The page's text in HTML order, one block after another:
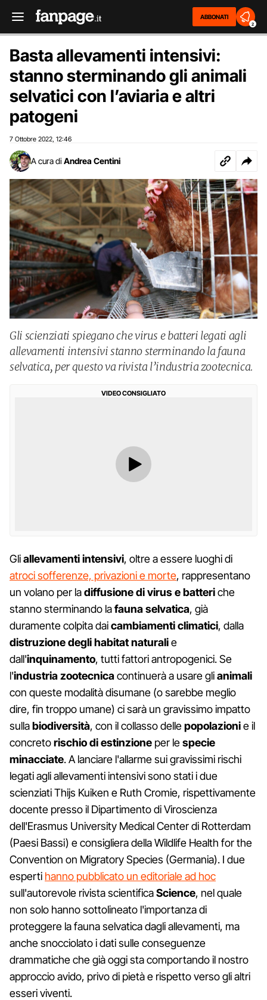
ABBONATI
2
Basta allevamenti intensivi:
stanno sterminando gli animali
selvatici con l’aviaria e altri
patogeni
7 Ottobre 2022 12:46
A cura di Andrea Centini
Gli scienziati spiegano che virus e batteri legati agli
allevamenti intensivi stanno sterminando la fauna
selvatica, per questo va rivista l’industria zootecnica.
VIDEO CONSIGLIATO
Gliallevamenti intensivi, oltre a essere luoghi di
atroci sofferenze, privazioni e morte, rappresentano
un volano per ladiffusione di virus e batteriche
stanno sterminando lafauna selvatica, già
duramente colpita daicambiamenti climatici, dalla
distruzione degli habitat naturalie
dall'inquinamento, tutti fattori antropogenici. Se
l'industria zootecnicacontinuerà a usare glianimali
con queste modalità disumane (o sarebbe meglio
dire, fin troppo umane) ci sarà un gravissimo impatto
sullabiodiversità, con il collasso dellepopolazionie il
concretorischio di estinzione per lespecie
minacciate. A lanciare l'allarme sui gravissimi rischi
legati agli allevamenti intensivi sono stati i due
scienziati Thijs Kuiken e Ruth Cromie, rispettivamente
docente presso il Dipartimento di Viroscienza
dell'Erasmus University Medical Center di Rotterdam
(Paesi Bassi) e consigliera della Wildlife Health for the
Convention on Migratory Species (Germania). I due
esperti hanno pubblicato un editoriale ad hoc
sull'autorevole rivista scientificaScience, nel quale
non solo hanno sottolineato l'importanza di
proteggere la fauna selvatica dagli allevamenti, ma
anche snocciolato i dati sulle conseguenze
drammatiche che già oggi sta comportando il nostro
approccio avido, privo di pietà e rispetto verso gli altri
esseri viventi.